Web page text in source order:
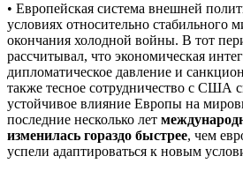
• Европейская система внешней
условиях относительно стабильного
окончания холодной войны. В тот
рассчитывал, что экономическая
дипломатическое давление и
также тесное сотрудничество с США
устойчивое влияние Европы на
последние несколько лет
изменилась гораздо быстрее, чем
успели адаптироваться к новым